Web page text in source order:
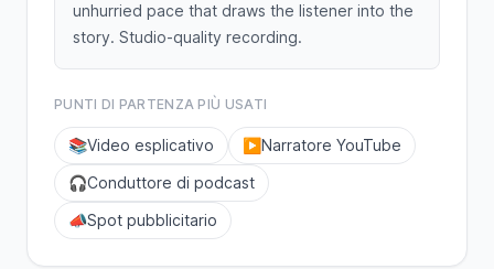
unhurried pace that draws the listener into the
story. Studio-quality recording.
PUNTI DI PARTENZA PIÙ USATI
📚Video esplicativo ▶️ Narratore YouTube
🎧Conduttore di podcast
📣Spot pubblicitario